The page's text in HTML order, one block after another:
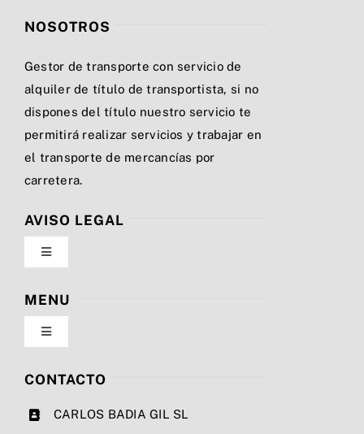
NOSOTROS
Gestor de transporte con servicio de
alquiler de título de transportista, si no
dispones del título nuestro servicio te
permitirá realizar servicios y trabajar en
el transporte de mercancías por
carretera.
AVISO LEGAL
Toggle
Navigation
Política de privacidad
Condiciones de uso
MENU
Toggle
Navigation
Nosotros
CONTACTO
CARLOS BADIA GIL SL